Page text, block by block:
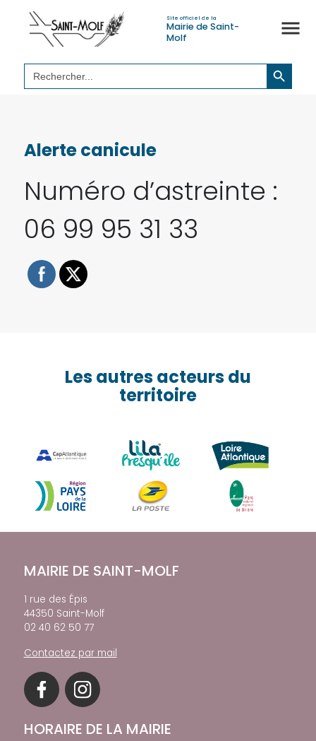
Site officiel de la
Mairie de Saint-
Molf
Search
for:
Search Button
Alerte canicule
Numéro d’astreinte :
06 99 95 31 33
Les autres acteurs du
territoire
MAIRIE DE SAINT-MOLF
1 rue des Épis
44350 Saint-Molf
02 40 62 50 77
Contactez par mail
HORAIRE DE LA MAIRIE